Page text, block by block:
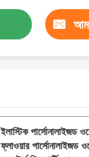
ইলাস্টিক পার্সোনালাইজড
ফ্লাওয়ার পার্সোনালাইজড